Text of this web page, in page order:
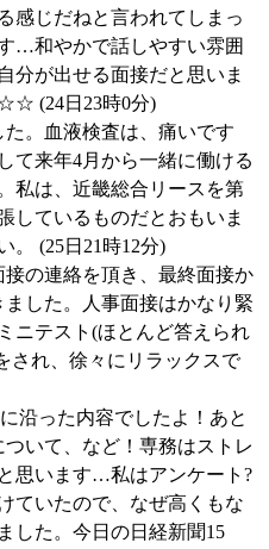
感じだねと言われてしまっ
…和やかで話しやすい雰囲
分が出せる面接だと思いま
(24日23時0分)
。血液検査は、痛いです
て来年4月から一緒に働ける
私は、近畿総合リースを第
しているものだとおもいま
。 (25日21時12分)
接の連絡を頂き、最終面接か
した。人事面接はかなり緊
ニテスト(ほとんど答えられ
され、徐々にリラックスで
沿った内容でしたよ！あと
いて、など！専務はストレ
思います…私はアンケート?
ていたので、なぜ高くもな
した。今日の日経新聞15